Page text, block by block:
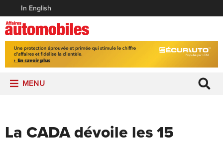
In English
MENU
La CADA dévoile les 15